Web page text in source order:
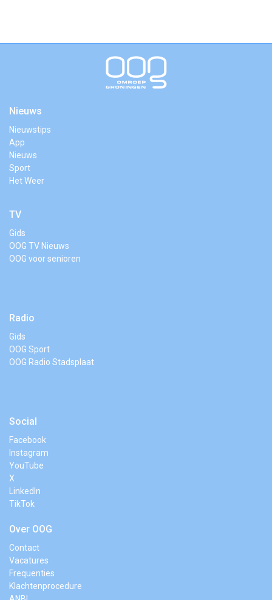
Nieuws
Nieuwstips
App
Nieuws
Sport
Het Weer
TV
Gids
OOG TV Nieuws
OOG voor senioren
Radio
Gids
OOG Sport
OOG Radio Stadsplaat
Social
Facebook
Instagram
YouTube
X
LinkedIn
TikTok
Over OOG
Contact
Vacatures
Frequenties
Klachtenprocedure